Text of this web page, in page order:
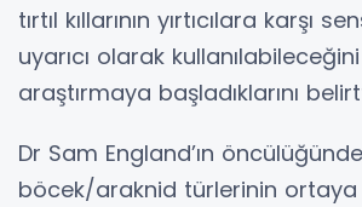
tırtıl kıllarının yırtıcılara karşı
uyarıcı olarak
araştırmaya başladıklarını
Dr Sam England’ın
böcek/araknid türlerinin ortaya